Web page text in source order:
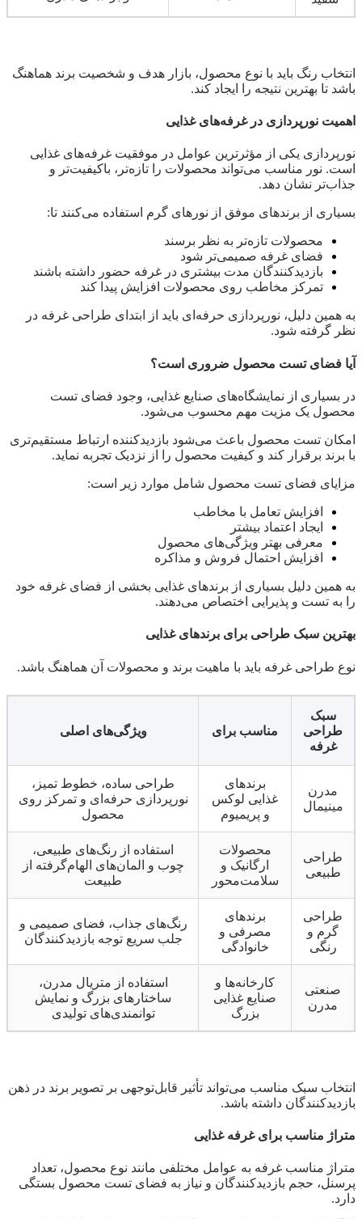
انتخاب رنگ باید با نوع محصول، بازار هدف و شخصیت برند هماهنگ
باشد تا بهترین نتیجه را ایجاد کند.
اهمیت نورپردازی در غرفه‌های غذایی
نورپردازی یکی از مؤثرترین عوامل در موفقیت غرفه‌های غذایی
است. نور مناسب می‌تواند محصولات را تازه‌تر، باکیفیت‌تر و
جذاب‌تر نشان دهد.
بسیاری از برندهای موفق از نورهای گرم استفاده می‌کنند تا:
محصولات تازه‌تر به نظر برسند
فضای غرفه صمیمی‌تر شود
بازدیدکنندگان مدت بیشتری در غرفه حضور داشته باشند
تمرکز مخاطب روی محصولات افزایش پیدا کند
به همین دلیل، نورپردازی حرفه‌ای باید از ابتدای طراحی غرفه در
نظر گرفته شود.
آیا فضای تست محصول ضروری است؟
در بسیاری از نمایشگاه‌های صنایع غذایی، وجود فضای تست
محصول یک مزیت مهم محسوب می‌شود.
امکان تست محصول باعث می‌شود بازدیدکننده ارتباط مستقیم‌تری
با برند برقرار کند و کیفیت محصول را از نزدیک تجربه نماید.
مزایای فضای تست محصول شامل موارد زیر است:
افزایش تعامل با مخاطب
ایجاد اعتماد بیشتر
معرفی بهتر ویژگی‌های محصول
افزایش احتمال فروش و مذاکره
به همین دلیل بسیاری از برندهای غذایی بخشی از فضای غرفه خود
را به تست و پذیرایی اختصاص می‌دهند.
بهترین سبک طراحی برای برندهای غذایی
نوع طراحی غرفه باید با ماهیت برند و محصولات آن هماهنگ باشد.
سبک
طراحی
غرفه
مناسب برای ویژگی‌های اصلی
مدرن
مینیمال
برندهای
غذایی لوکس
و پریمیوم
طراحی ساده، خطوط تمیز،
نورپردازی حرفه‌ای و تمرکز روی
محصول
طراحی
طبیعی
محصولات
ارگانیک و
سلامت‌محور
استفاده از رنگ‌های طبیعی،
چوب و المان‌های الهام‌گرفته از
طبیعت
طراحی
گرم و
رنگی
برندهای
مصرفی و
خانوادگی
رنگ‌های جذاب، فضای صمیمی و
جلب سریع توجه بازدیدکنندگان
صنعتی
مدرن
کارخانه‌ها و
صنایع غذایی
بزرگ
استفاده از متریال مدرن،
ساختارهای بزرگ و نمایش
توانمندی‌های تولیدی
انتخاب سبک مناسب می‌تواند تأثیر قابل‌توجهی بر تصویر برند در ذهن
بازدیدکنندگان داشته باشد.
متراژ مناسب برای غرفه غذایی
متراژ مناسب غرفه به عوامل مختلفی مانند نوع محصول، تعداد
پرسنل، حجم بازدیدکنندگان و نیاز به فضای تست محصول بستگی
دارد.